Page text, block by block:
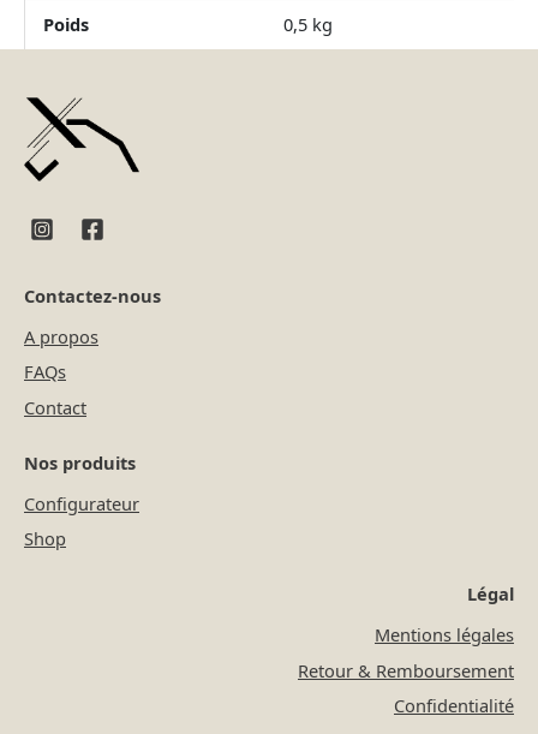
Poids
0,5 kg
Contactez-nous
A propos
FAQs
Contact
Nos produits
Configurateur
Shop
Légal
Mentions légales
Retour & Remboursement
Confidentialité